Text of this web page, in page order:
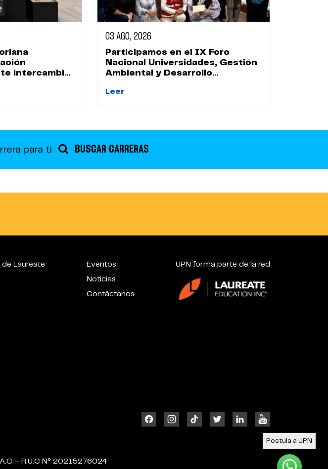
intercambio
03 AGO, 2026
Participamos en el IX Foro
Nacional Universidades, Gestión
Ambiental y Desarrollo
Leer
para ti BUSCAR CARRERAS
Laureate
Eventos
Noticias
Contáctanos
UPN forma parte de la red
- R.U.C N° 20215276024
Postula a UPN